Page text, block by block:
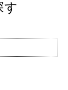
す